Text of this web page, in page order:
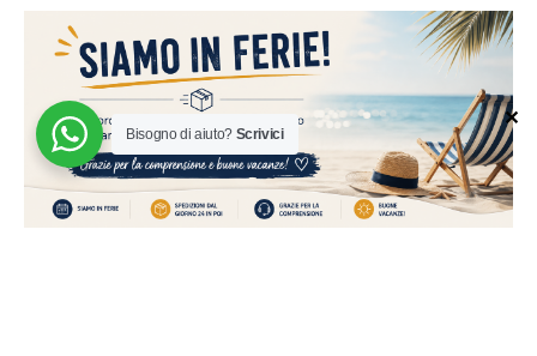
✕
© 2024 | MADE WITH ♥️ BY
Bisogno di aiuto? Scrivici